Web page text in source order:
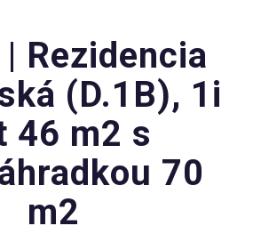
| Rezidencia
(D.1B), 1i
46 m2 s
70
m2